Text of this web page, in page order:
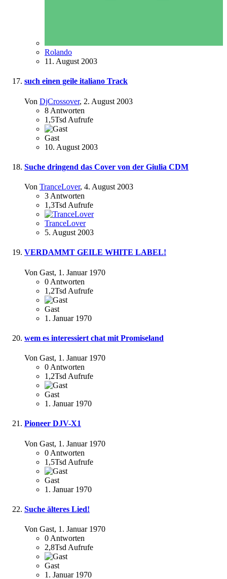
Rolando
11. August 2003
such einen geile italiano Track
Von DjCrossover, 2. August 2003
8 Antworten
1,5Tsd Aufrufe
Gast
10. August 2003
Suche dringend das Cover von der Giulia CDM
Von TranceLover, 4. August 2003
3 Antworten
1,3Tsd Aufrufe
TranceLover
5. August 2003
VERDAMMT GEILE WHITE LABEL!
Von Gast, 1. Januar 1970
0 Antworten
1,2Tsd Aufrufe
Gast
1. Januar 1970
wem es interessiert chat mit Promiseland
Von Gast, 1. Januar 1970
0 Antworten
1,2Tsd Aufrufe
Gast
1. Januar 1970
Pioneer DJV-X1
Von Gast, 1. Januar 1970
0 Antworten
1,5Tsd Aufrufe
Gast
1. Januar 1970
Suche älteres Lied!
Von Gast, 1. Januar 1970
0 Antworten
2,8Tsd Aufrufe
Gast
1. Januar 1970